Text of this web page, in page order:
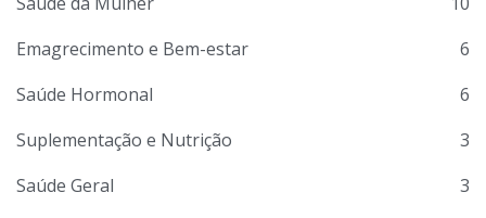
Emagrecimento e Bem-estar
6
Saúde Hormonal
6
Suplementação e Nutrição
3
Saúde Geral
3